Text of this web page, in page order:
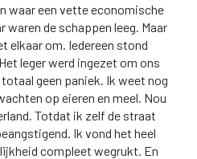
waar een vette economische
waren de schappen leeg. Maar
elkaar om. Iedereen stond
leger werd ingezet om ons
geen paniek. Ik weet nog
op eieren en meel. Nou
Totdat ik zelf de straat
Ik vond het heel
compleet wegrukt. En